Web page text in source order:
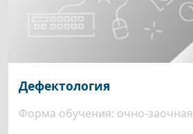
Дефектология
Форма обучения: очно-заочная